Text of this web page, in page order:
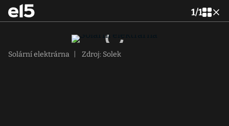
1/1
Solární elektrárna Zdroj: Solek